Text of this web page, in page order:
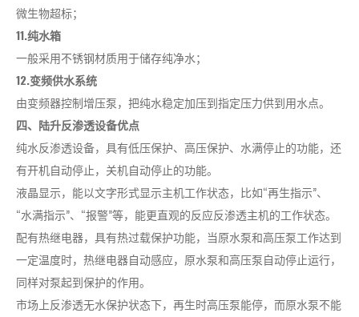
微生物超标；
11.纯水箱
一般采用不锈钢材质用于储存纯净水；
12.变频供水系统
由变频器控制增压泵，把纯水稳定加压到指定压力供到用水点。
四、陆升反渗透设备优点
纯水反渗透设备，具有低压保护、高压保护、水满停止的功能，还
有开机自动停止，关机自动停止的功能。
液晶显示，能以文字形式显示主机工作状态，比如“再生指示”、
“水满指示”、“报警”等，能更直观的反应反渗透主机的工作状态。
配有热继电器，具有热过载保护功能，当原水泵和高压泵工作达到
一定温度时，热继电器自动感应，原水泵和高压泵自动停止运行，
同样对泵起到保护的作用。
市场上反渗透无水保护状态下，再生时高压泵能停，而原水泵不能